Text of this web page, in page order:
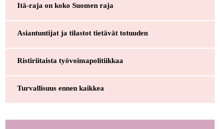
Itä-raja on koko Suomen raja
Asiantuntijat ja tilastot tietävät totuuden
Ristiriitaista työvoimapolitiikkaa
Turvallisuus ennen kaikkea